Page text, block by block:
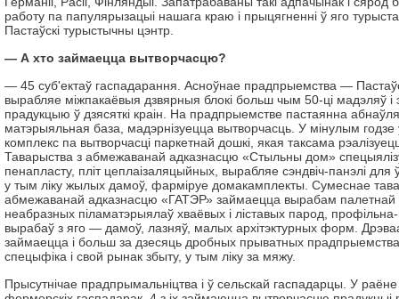
работу па папулярызацыі нашага краю і прыцягненні ў яго
Пастаўскі турыстычны цэнтр.
— А хто займаецца вытворчасцю?
— 45 суб'ектаў гаспадарання. Асноўнае прадпрыемства —
вырабляе міжпакаёвыя дзвярныя блокі больш чым 50-ці мадэляў і
прадукцыю ў дзясяткі краін. На прадпрыемстве пастаянна
матэрыяльная база, мадэрнізуецца вытворчасць. У мінулым годзе
комплекс па вытворчасці паркетнай дошкі, якая таксама
Таварыства з абмежаванай адказнасцю «Стыльны дом»
пенапласту, пліт цеплаізаляцыйных, вырабляе сэндвіч-панэлі для
у тым ліку жылых дамоў, фарміруе домакамплекты. Сумеснае
абмежаванай адказнасцю «ГАТЭР» займаецца вырабам палетнай
неабразных піламатэрыялаў хваёвых і ліставых парод, профільна-
вырабаў з яго — дамоў, лазняў, малых архітэктурных форм.
займаецца і больш за дзесяць дробных прыватных
спецыфіка і свой рынак збыту, у тым ліку за мяжу.
Прысутнічае прадпрымальніцтва і ў сельскай гаспадарцы. У раёне